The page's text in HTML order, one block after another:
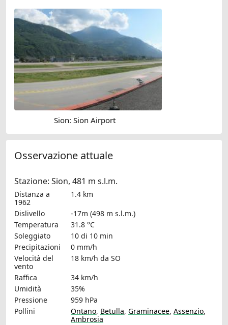
Sion: Sion Airport
Osservazione attuale
Stazione: Sion, 481 m s.l.m.
Distanza a
1962
1.4 km
Dislivello
-17m (498 m s.l.m.)
Temperatura
31.8 °C
Soleggiato
10 di 10 min
Precipitazioni
0 mm/h
Velocità del
vento
18 km/h da SO
Raffica
34 km/h
Umidità
35%
Pressione
959 hPa
Pollini
Ontano, Betulla, Graminacee, Assenzio,
Ambrosia